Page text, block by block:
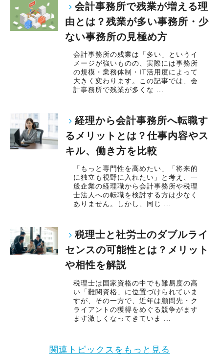
会計事務所で残業が増える理
由とは？残業が多い事務所・少
ない事務所の見極め方
会計事務所の残業は「多い」というイ
メージが強いものの、実際には事務所
の規模・業務体制・IT活用度によって
大きく変わります。この記事では、会
計事務所で残業が多くな ...
経理から会計事務所へ転職す
るメリットとは？仕事内容やス
キル、働き方を比較
「もっと専門性を高めたい」「将来的
に独立も視野に入れたい」と考え、一
般企業の経理職から会計事務所や税理
士法人への転職を検討する方は少なく
ありません。しかし、同じ ...
税理士と社労士のダブルライ
センスの可能性とは？メリット
や相性を解説
税理士は国家資格の中でも難易度の高
い「難関資格」に位置づけられていま
すが、その一方で、近年は顧問先・ク
ライアントの獲得をめぐる競争がます
ます激しくなってきていま ...
関連トピックスをもっと見る